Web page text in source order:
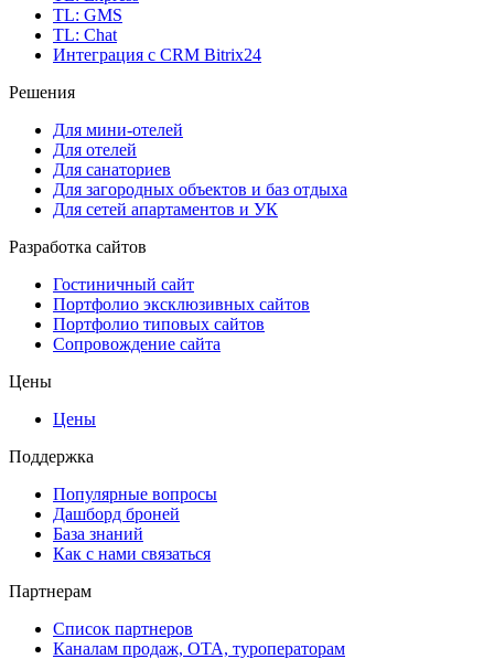
TL: GMS
TL: Chat
Интеграция с CRM Bitrix24
Решения
Для мини-отелей
Для отелей
Для санаториев
Для загородных объектов и баз отдыха
Для сетей апартаментов и УК
Разработка сайтов
Гостиничный сайт
Портфолио эксклюзивных сайтов
Портфолио типовых сайтов
Сопровождение сайта
Цены
Цены
Поддержка
Популярные вопросы
Дашборд броней
База знаний
Как с нами связаться
Партнерам
Список партнеров
Каналам продаж, ОТА, туроператорам